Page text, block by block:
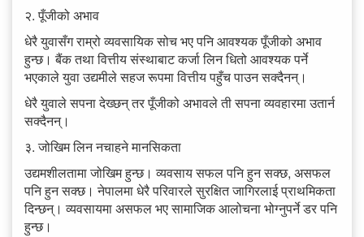
२. पूँजीको अभाव
धेरै युवासँग राम्रो व्यवसायिक सोच भए पनि आवश्यक पूँजीको अभाव
हुन्छ। बैंक तथा वित्तीय संस्थाबाट कर्जा लिन धितो आवश्यक पर्ने
भएकाले युवा उद्यमीले सहज रूपमा वित्तीय पहुँच पाउन सक्दैनन्।
धेरै युवाले सपना देख्छन् तर पूँजीको अभावले ती सपना व्यवहारमा उतार्न
सक्दैनन्।
३. जोखिम लिन नचाहने मानसिकता
उद्यमशीलतामा जोखिम हुन्छ। व्यवसाय सफल पनि हुन सक्छ, असफल
पनि हुन सक्छ। नेपालमा धेरै परिवारले सुरक्षित जागिरलाई प्राथमिकता
दिन्छन्। व्यवसायमा असफल भए सामाजिक आलोचना भोग्नुपर्ने डर पनि
हुन्छ।